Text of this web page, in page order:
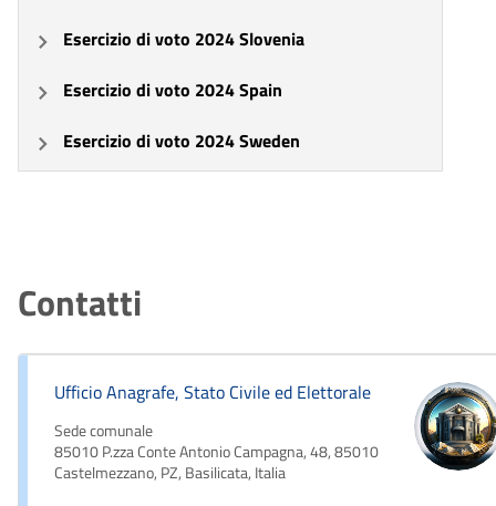
Esercizio di voto 2024 Slovenia
Esercizio di voto 2024 Spain
Esercizio di voto 2024 Sweden
Contatti
Ufficio Anagrafe, Stato Civile ed Elettorale
Sede comunale
85010 P.zza Conte Antonio Campagna, 48, 85010
Castelmezzano, PZ, Basilicata, Italia